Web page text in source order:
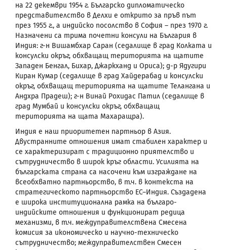
на 22 декември 1954 г. Българско дипломатическо
представителство в Делхи е открито за пръв път
през 1955 г., а индийско посолство в София – през 1970 г.
Назначени са трима почетни консули на България в
Индия: г-н Вишамбхар Саран (седалище в град Колката и
консулски окръг, обхващащ територията на щатите
Западен Бенгал, Бихар, Джаркханд и Ориса); д-р Ядугири
Киран Кумар (седалище в град Хайдерабад и консулски
окръг, обхващащ територията на щатите Телангана и
Андхра Прадеш); г-н Винай Рохидас Патил (седалище в
град Мумбай и консулски окръг, обхващащ
територията на щата Махаращра).
Индия е наш приоритетен партньор в Азия.
Двустранните отношения имат стабилен характер и
се характеризират с традиционно приятелство и
сътрудничество в широк кръг области. Усилията на
българската страна са насочени към изграждане на
всеобхватно партньорство, в т.ч. в контекста на
стратегическото партньорство ЕС–Индия. Създадена
е широка институционална рамка на българо-
индийските отношения и функционират редица
механизми, в т.ч. междуправителствена Смесена
комисия за икономическо и научно-техническо
сътрудничество; междуправителствен Смесен